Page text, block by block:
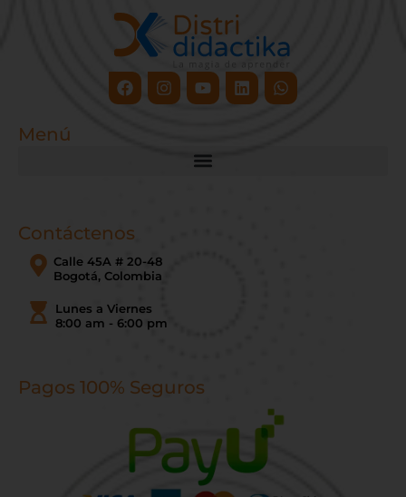
FacebookInstagram
YoutubeLinkedinWhatsapp
Menú
Contáctenos
Calle 45A # 20-48
Bogotá, Colombia
Lunes a Viernes
8:00 am - 6:00 pm
Pagos 100% Seguros